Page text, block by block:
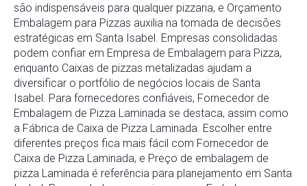
são indispensáveis para qualquer pizzaria, e Orçamento
Embalagem para Pizzas auxilia na tomada de decisões
estratégicas em Santa Isabel. Empresas consolidadas
podem confiar em Empresa de Embalagem para Pizza,
enquanto Caixas de pizzas metalizadas ajudam a
diversificar o portfólio de negócios locais de Santa
Isabel. Para fornecedores confiáveis, Fornecedor de
Embalagem de Pizza Laminada se destaca, assim como
a Fábrica de Caixa de Pizza Laminada. Escolher entre
diferentes preços fica mais fácil com Fornecedor de
Caixa de Pizza Laminada, e Preço de embalagem de
pizza Laminada é referência para planejamento em Santa